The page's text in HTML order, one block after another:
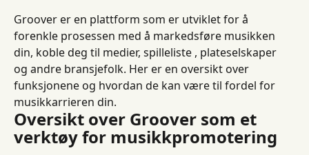
Groover er en plattform som er utviklet for å
forenkle prosessen med å markedsføre musikken
din, koble deg til medier, spilleliste , plateselskaper
og andre bransjefolk. Her er en oversikt over
funksjonene og hvordan de kan være til fordel for
musikkarrieren din.
Oversikt over Groover som et
verktøy for musikkpromotering